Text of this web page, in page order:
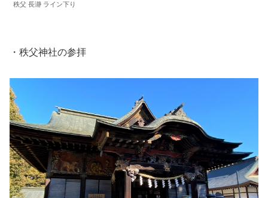
秩父 長瀞 ライン下り
・秩父神社の参拝